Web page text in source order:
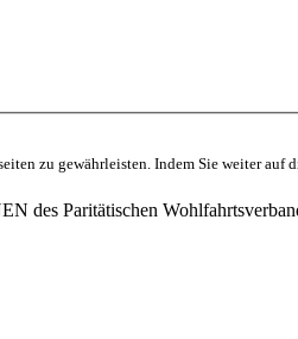
zu gewährleisten. Indem Sie weiter
des Paritätischen